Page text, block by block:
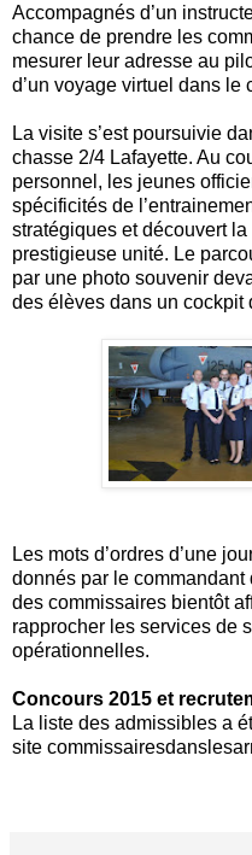
Accompagnés d’un
chance de prendre les
mesurer leur adresse au
d’un voyage virtuel dans le
La visite s’est poursuivie
chasse 2/4 Lafayette. Au
personnel, les jeunes
spécificités de
stratégiques et découvert
prestigieuse unité. Le
par une photo souvenir
des élèves dans un cockpit
Les mots d’ordres d’une
donnés par le
des commissaires bientôt
rapprocher les services de
opérationnelles.
Concours 2015 et
La liste des admissibles a
site